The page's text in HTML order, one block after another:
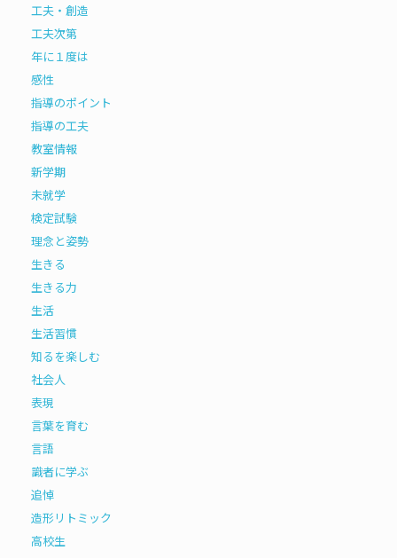
工夫・創造
工夫次第
年に１度は
感性
指導のポイント
指導の工夫
教室情報
新学期
未就学
検定試験
理念と姿勢
生きる
生きる力
生活
生活習慣
知るを楽しむ
社会人
表現
言葉を育む
言語
識者に学ぶ
追悼
造形リトミック
高校生